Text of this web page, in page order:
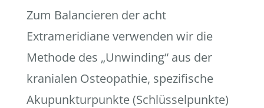
Zum Balancieren der acht
Extrameridiane verwenden wir die
Methode des „Unwinding“ aus der
kranialen Osteopathie, spezifische
Akupunkturpunkte (Schlüsselpunkte)